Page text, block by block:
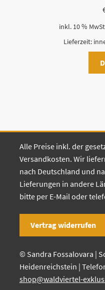
inkl. 10 %
Lieferzeit:
Alle Preise inkl. der
Versandkosten. Wir
nach Deutschland und
Lieferungen in andere
bitte per E-Mail oder
Vertrag widerrufen
© Sandra Fossalovara |
Heidenreichstein |
shop@waldviertel-